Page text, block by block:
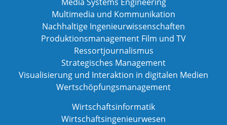
Multimedia und Kommunikation
Nachhaltige Ingenieurwissenschaften
Produktionsmanagement Film und TV
Ressortjournalismus
Strategisches Management
Visualisierung und Interaktion in digitalen Medien
Wertschöpfungsmanagement
Wirtschaftsinformatik
Wirtschaftsingenieurwesen